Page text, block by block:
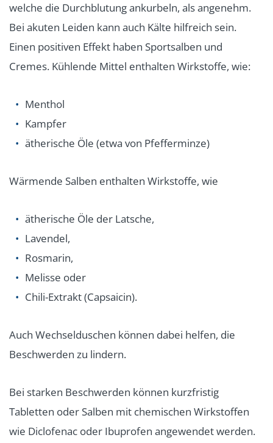
welche die Durchblutung ankurbeln, als angenehm.
Bei akuten Leiden kann auch Kälte hilfreich sein.
Einen positiven Effekt haben Sportsalben und
Cremes. Kühlende Mittel enthalten Wirkstoffe, wie:
Menthol
Kampfer
ätherische Öle (etwa von Pfefferminze)
Wärmende Salben enthalten Wirkstoffe, wie
ätherische Öle der Latsche,
Lavendel,
Rosmarin,
Melisse oder
Chili-Extrakt (Capsaicin).
Auch Wechselduschen können dabei helfen, die
Beschwerden zu lindern.
Bei starken Beschwerden können kurzfristig
Tabletten oder Salben mit chemischen Wirkstoffen
wie Diclofenac oder Ibuprofen angewendet werden.